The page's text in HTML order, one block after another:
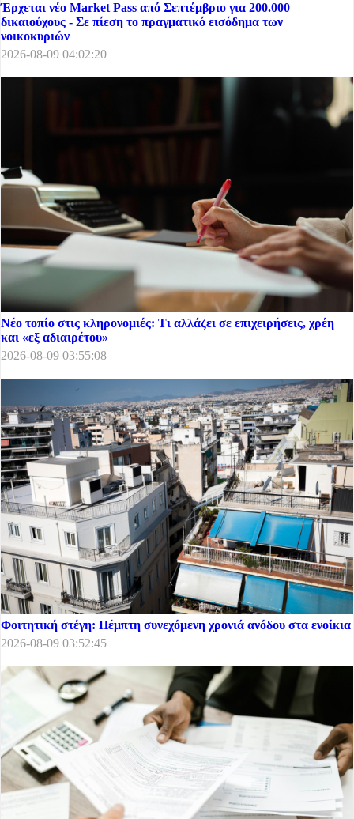
Έρχεται νέο Market Pass από Σεπτέμβριο για 200.000
δικαιούχους - Σε πίεση το πραγματικό εισόδημα των
νοικοκυριών
2026-08-09 04:02:20
Νέο τοπίο στις κληρονομιές: Τι αλλάζει σε επιχειρήσεις, χρέη
και «εξ αδιαιρέτου»
2026-08-09 03:55:08
Φοιτητική στέγη: Πέμπτη συνεχόμενη χρονιά ανόδου στα ενοίκια
2026-08-09 03:52:45